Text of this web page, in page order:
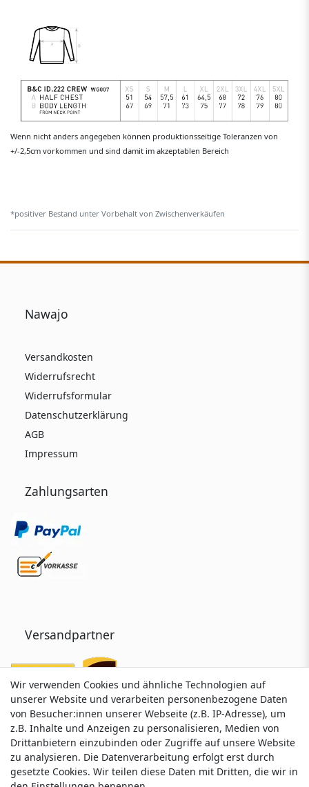
Wenn nicht anders angegeben können produktionsseitige Toleranzen von
+/-2,5cm vorkommen und sind damit im akzeptablen Bereich
*positiver Bestand unter Vorbehalt von Zwischenverkäufen
Nawajo
Versandkosten
Widerrufsrecht
Widerrufsformular
Datenschutzerklärung
AGB
Impressum
Zahlungsarten
Versandpartner
Service & Kontakt
Wir verwenden Cookies und ähnliche Technologien auf
unserer Website und verarbeiten personenbezogene Daten
von Besucher:innen unserer Webseite (z.B. IP-Adresse), um
z.B. Inhalte und Anzeigen zu personalisieren, Medien von
Drittanbietern einzubinden oder Zugriffe auf unsere Website
zu analysieren. Die Datenverarbeitung erfolgt erst durch
gesetzte Cookies. Wir teilen diese Daten mit Dritten, die wir in
Wir verwenden Cookies und ähnliche Technologien auf
unserer Website und verarbeiten personenbezogene Daten
von Besucher:innen unserer Webseite (z.B. IP-Adresse), um
z.B. Inhalte und Anzeigen zu personalisieren, Medien von
Drittanbietern einzubinden oder Zugriffe auf unsere Website
zu analysieren. Die Datenverarbeitung erfolgt erst durch
gesetzte Cookies. Wir teilen diese Daten mit Dritten, die wir in